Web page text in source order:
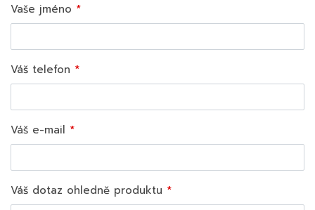
Vaše jméno
Váš telefon
Váš e-mail
Váš dotaz ohledně produktu